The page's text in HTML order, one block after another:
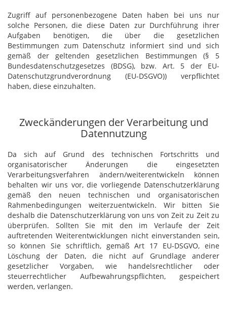
Zugriff auf personenbezogene Daten haben bei uns nur
solche Personen, die diese Daten zur Durchführung ihrer
Aufgaben benötigen, die über die gesetzlichen
Bestimmungen zum Datenschutz informiert sind und sich
gemäß der geltenden gesetzlichen Bestimmungen (§ 5
Bundesdatenschutzgesetzes (BDSG), bzw. Art. 5 der EU-
Datenschutzgrundverordnung (EU-DSGVO)) verpflichtet
haben, diese einzuhalten.
Zweckänderungen der Verarbeitung und
Datennutzung
Da sich auf Grund des technischen Fortschritts und
organisatorischer Änderungen die eingesetzten
Verarbeitungsverfahren ändern/weiterentwickeln können
behalten wir uns vor, die vorliegende Datenschutzerklärung
gemäß den neuen technischen und organisatorischen
Rahmenbedingungen weiterzuentwickeln. Wir bitten Sie
deshalb die Datenschutzerklärung von uns von Zeit zu Zeit zu
überprüfen. Sollten Sie mit den im Verlaufe der Zeit
auftretenden Weiterentwicklungen nicht einverstanden sein,
so können Sie schriftlich, gemäß Art 17 EU-DSGVO, eine
Löschung der Daten, die nicht auf Grundlage anderer
gesetzlicher Vorgaben, wie handelsrechtlicher oder
steuerrechtlicher Aufbewahrungspflichten, gespeichert
werden, verlangen.